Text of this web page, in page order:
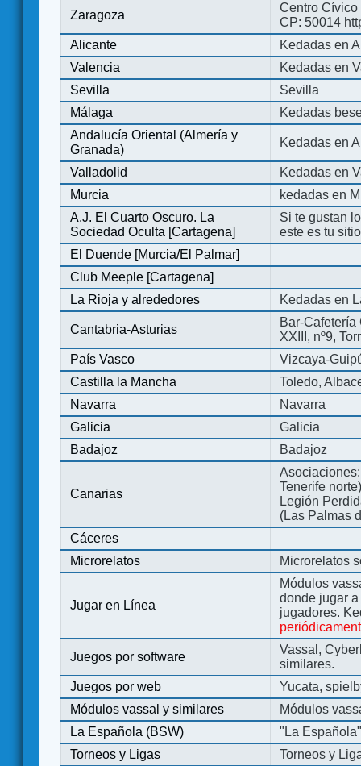
Zaragoza
Centro Cívico
CP: 50014
Alicante
Kedadas en
Valencia
Kedadas en
Sevilla
Sevilla
Málaga
Kedadas
Andalucía Oriental (Almería y
Granada)
Kedadas en
Valladolid
Kedadas en
Murcia
kedadas en
A.J. El Cuarto Oscuro. La
Sociedad Oculta [Cartagena]
Si te gustan
este es tu
El Duende [Murcia/El Palmar]
Club Meeple [Cartagena]
La Rioja y alrededores
Kedadas en
Cantabria-Asturias
Bar-
XXIII, nº9,
País Vasco
Vizcaya-
Castilla la Mancha
Toledo,
Navarra
Navarra
Galicia
Galicia
Badajoz
Badajoz
Canarias
Tenerife
Legión
(Las Palmas
Cáceres
Microrelatos
Microrelatos
Jugar en Línea
Módulos
donde jugar
jugadores.
Juegos por software
Vassal,
similares.
Juegos por web
Yucata,
Módulos vassal y similares
Módulos
La Española (BSW)
"La
Torneos y Ligas
Torneos y